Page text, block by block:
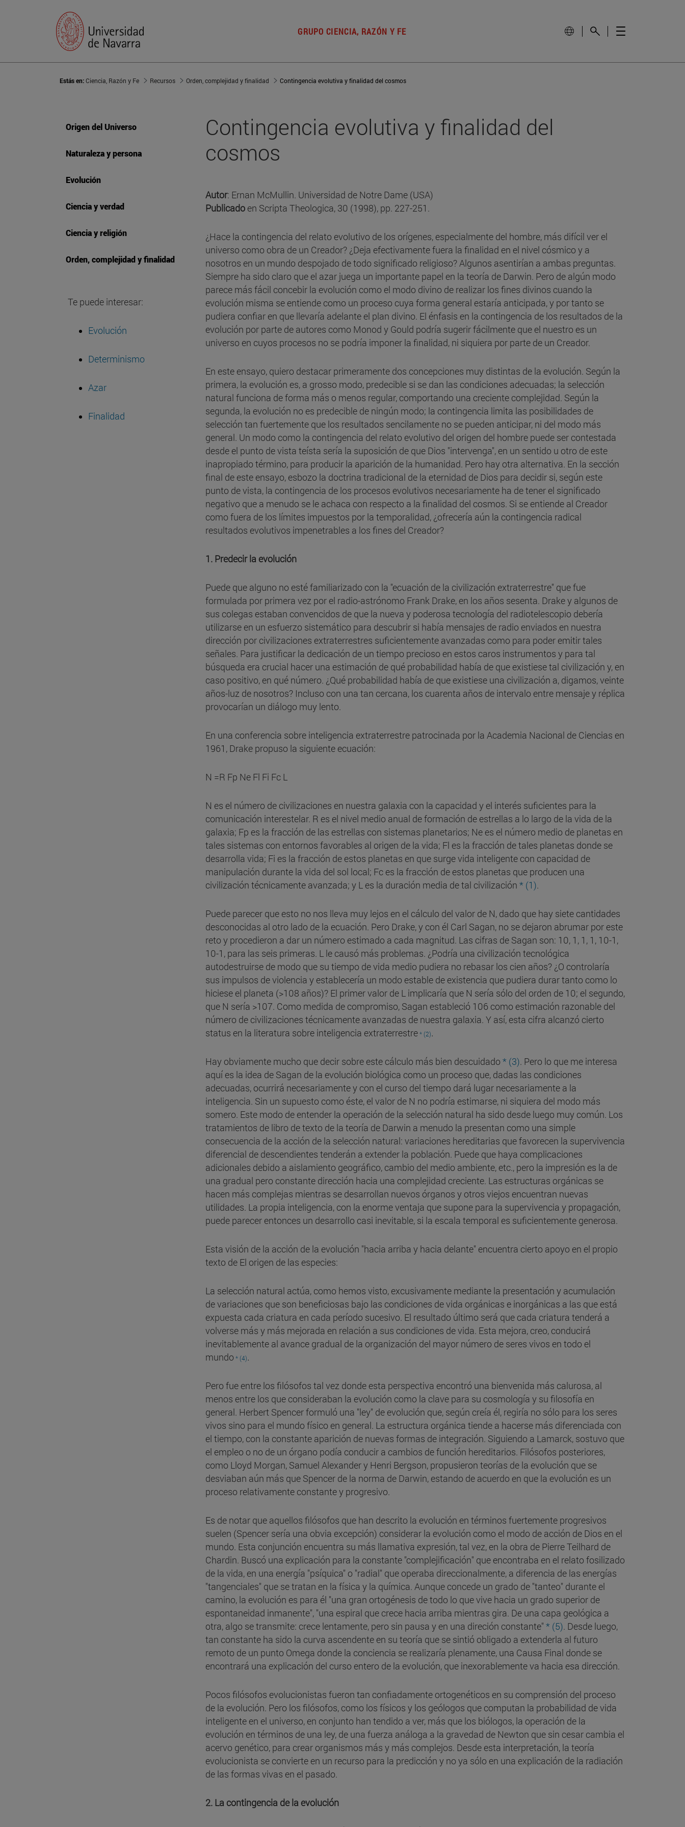
GRUPO CIENCIA, RAZÓN Y FE
Estás en:Ciencia, Razón y Fe Recursos Orden, complejidad y finalidad Contingencia evolutiva y finalidad del cosmos
Origen del Universo
Naturaleza y persona
Evolución
Ciencia y verdad
Ciencia y religión
Orden, complejidad y finalidad
Te puede interesar:
Evolución
Determinismo
Azar
Finalidad
Contingencia evolutiva y finalidad del
cosmos
Autor: Ernan McMullin. Universidad de Notre Dame (USA)
Publicado en Scripta Theologica, 30 (1998), pp. 227-251.
¿Hace la contingencia del relato evolutivo de los orígenes, especialmente del hombre, más difícil ver el
universo como obra de un Creador? ¿Deja efectivamente fuera la finalidad en el nivel cósmico y a
nosotros en un mundo despojado de todo significado religioso? Algunos asentirían a ambas preguntas.
Siempre ha sido claro que el azar juega un importante papel en la teoría de Darwin. Pero de algún modo
parece más fácil concebir la evolución como el modo divino de realizar los fines divinos cuando la
evolución misma se entiende como un proceso cuya forma general estaría anticipada, y por tanto se
pudiera confiar en que llevaría adelante el plan divino. El énfasis en la contingencia de los resultados de la
evolución por parte de autores como Monod y Gould podría sugerir fácilmente que el nuestro es un
universo en cuyos procesos no se podría imponer la finalidad, ni siquiera por parte de un Creador.
En este ensayo, quiero destacar primeramente dos concepciones muy distintas de la evolución. Según la
primera, la evolución es, a grosso modo, predecible si se dan las condiciones adecuadas; la selección
natural funciona de forma más o menos regular, comportando una creciente complejidad. Según la
segunda, la evolución no es predecible de ningún modo; la contingencia limita las posibilidades de
selección tan fuertemente que los resultados sencilamente no se pueden anticipar, ni del modo más
general. Un modo como la contingencia del relato evolutivo del origen del hombre puede ser contestada
desde el punto de vista teísta sería la suposición de que Dios "intervenga", en un sentido u otro de este
inapropiado término, para producir la aparición de la humanidad. Pero hay otra alternativa. En la sección
final de este ensayo, esbozo la doctrina tradicional de la eternidad de Dios para decidir si, según este
punto de vista, la contingencia de los procesos evolutivos necesariamente ha de tener el significado
negativo que a menudo se le achaca con respecto a la finalidad del cosmos. Si se entiende al Creador
como fuera de los límites impuestos por la temporalidad, ¿ofrecería aún la contingencia radical
resultados evolutivos impenetrables a los fines del Creador?
1. Predecir la evolución
Puede que alguno no esté familiarizado con la "ecuación de la civilización extraterrestre" que fue
formulada por primera vez por el radio-astrónomo Frank Drake, en los años sesenta. Drake y algunos de
sus colegas estaban convencidos de que la nueva y poderosa tecnología del radiotelescopio debería
utilizarse en un esfuerzo sistemático para descubrir si había mensajes de radio enviados en nuestra
dirección por civilizaciones extraterrestres suficientemente avanzadas como para poder emitir tales
señales. Para justificar la dedicación de un tiempo precioso en estos caros instrumentos y para tal
búsqueda era crucial hacer una estimación de qué probabilidad había de que existiese tal civilización y, en
caso positivo, en qué número. ¿Qué probabilidad había de que existiese una civilización a, digamos, veinte
años-luz de nosotros? Incluso con una tan cercana, los cuarenta años de intervalo entre mensaje y réplica
provocarían un diálogo muy lento.
En una conferencia sobre inteligencia extraterrestre patrocinada por la Academia Nacional de Ciencias en
1961, Drake propuso la siguiente ecuación:
N =R Fp Ne Fl Fi Fc L
N es el número de civilizaciones en nuestra galaxia con la capacidad y el interés suficientes para la
comunicación interestelar. R es el nivel medio anual de formación de estrellas a lo largo de la vida de la
galaxia; Fp es la fracción de las estrellas con sistemas planetarios; Ne es el número medio de planetas en
tales sistemas con entornos favorables al origen de la vida; Fl es la fracción de tales planetas donde se
desarrolla vida; Fi es la fracción de estos planetas en que surge vida inteligente con capacidad de
manipulación durante la vida del sol local; Fc es la fracción de estos planetas que producen una
civilización técnicamente avanzada; y L es la duración media de tal civilización * (1).
Puede parecer que esto no nos lleva muy lejos en el cálculo del valor de N, dado que hay siete cantidades
desconocidas al otro lado de la ecuación. Pero Drake, y con él Carl Sagan, no se dejaron abrumar por este
reto y procedieron a dar un número estimado a cada magnitud. Las cifras de Sagan son: 10, 1, 1, 1, 10-1,
10-1, para las seis primeras. L le causó más problemas. ¿Podría una civilización tecnológica
autodestruirse de modo que su tiempo de vida medio pudiera no rebasar los cien años? ¿O controlaría
sus impulsos de violencia y establecería un modo estable de existencia que pudiera durar tanto como lo
hiciese el planeta (>108 años)? El primer valor de L implicaría que N sería sólo del orden de 10; el segundo,
que N sería >107. Como medida de compromiso, Sagan estableció 106 como estimación razonable del
número de civilizaciones técnicamente avanzadas de nuestra galaxia. Y así, esta cifra alcanzó cierto
status en la literatura sobre inteligencia extraterrestre* (2).
Hay obviamente mucho que decir sobre este cálculo más bien descuidado * (3). Pero lo que me interesa
aquí es la idea de Sagan de la evolución biológica como un proceso que, dadas las condiciones
adecuadas, ocurrirá necesariamente y con el curso del tiempo dará lugar necesariamente a la
inteligencia. Sin un supuesto como éste, el valor de N no podría estimarse, ni siquiera del modo más
somero. Este modo de entender la operación de la selección natural ha sido desde luego muy común. Los
tratamientos de libro de texto de la teoría de Darwin a menudo la presentan como una simple
consecuencia de la acción de la selección natural: variaciones hereditarias que favorecen la supervivencia
diferencial de descendientes tenderán a extender la población. Puede que haya complicaciones
adicionales debido a aislamiento geográfico, cambio del medio ambiente, etc., pero la impresión es la de
una gradual pero constante dirección hacia una complejidad creciente. Las estructuras orgánicas se
hacen más complejas mientras se desarrollan nuevos órganos y otros viejos encuentran nuevas
utilidades. La propia inteligencia, con la enorme ventaja que supone para la supervivencia y propagación,
puede parecer entonces un desarrollo casi inevitable, si la escala temporal es suficientemente generosa.
Esta visión de la acción de la evolución "hacia arriba y hacia delante" encuentra cierto apoyo en el propio
texto de El origen de las especies:
La selección natural actúa, como hemos visto, excusivamente mediante la presentación y acumulación
de variaciones que son beneficiosas bajo las condiciones de vida orgánicas e inorgánicas a las que está
expuesta cada criatura en cada período sucesivo. El resultado último será que cada criatura tenderá a
volverse más y más mejorada en relación a sus condiciones de vida. Esta mejora, creo, conducirá
inevitablemente al avance gradual de la organización del mayor número de seres vivos en todo el
mundo * (4).
Pero fue entre los filósofos tal vez donde esta perspectiva encontró una bienvenida más calurosa, al
menos entre los que consideraban la evolución como la clave para su cosmología y su filosofía en
general. Herbert Spencer formuló una "ley" de evolución que, según creía él, regiría no sólo para los seres
vivos sino para el mundo físico en general. La estructura orgánica tiende a hacerse más diferenciada con
el tiempo, con la constante aparición de nuevas formas de integración. Siguiendo a Lamarck, sostuvo que
el empleo o no de un órgano podía conducir a cambios de función hereditarios. Filósofos posteriores,
como Lloyd Morgan, Samuel Alexander y Henri Bergson, propusieron teorías de la evolución que se
desviaban aún más que Spencer de la norma de Darwin, estando de acuerdo en que la evolución es un
proceso relativamente constante y progresivo.
Es de notar que aquellos filósofos que han descrito la evolución en términos fuertemente progresivos
suelen (Spencer sería una obvia excepción) considerar la evolución como el modo de acción de Dios en el
mundo. Esta conjunción encuentra su más llamativa expresión, tal vez, en la obra de Pierre Teilhard de
Chardin. Buscó una explicación para la constante "complejificación" que encontraba en el relato fosilizado
de la vida, en una energía "psíquica" o "radial" que operaba direccionalmente, a diferencia de las energías
"tangenciales" que se tratan en la física y la química. Aunque concede un grado de "tanteo" durante el
camino, la evolución es para él "una gran ortogénesis de todo lo que vive hacia un grado superior de
espontaneidad inmanente", "una espiral que crece hacia arriba mientras gira. De una capa geológica a
otra, algo se transmite: crece lentamente, pero sin pausa y en una direción constante" * (5). Desde luego,
tan constante ha sido la curva ascendente en su teoría que se sintió obligado a extenderla al futuro
remoto de un punto Omega donde la conciencia se realizaría plenamente, una Causa Final donde se
encontrará una explicación del curso entero de la evolución, que inexorablemente va hacia esa dirección.
Pocos filósofos evolucionistas fueron tan confiadamente ortogenéticos en su comprensión del proceso
de la evolución. Pero los filósofos, como los físicos y los geólogos que computan la probabilidad de vida
inteligente en el universo, en conjunto han tendido a ver, más que los biólogos, la operación de la
evolución en términos de una ley, de una fuerza análoga a la gravedad de Newton que sin cesar cambia el
acervo genético, para crear organismos más y más complejos. Desde esta interpretación, la teoría
evolucionista se convierte en un recurso para la predicción y no ya sólo en una explicación de la radiación
de las formas vivas en el pasado.
2. La contingencia de la evolución